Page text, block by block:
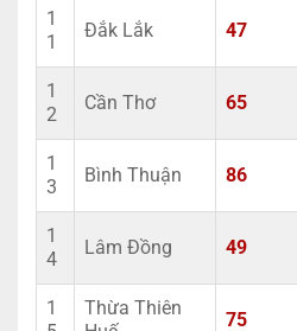
1
1
Đắk Lắk 47
1
2
Cần Thơ 65
1
3
Bình Thuận 86
1
4
Lâm Đồng 49
1
Thừa Thiên
75